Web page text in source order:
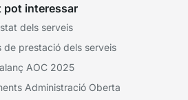
pot interessar
dels serveis
de prestació dels serveis
AOC 2025
Administració Oberta